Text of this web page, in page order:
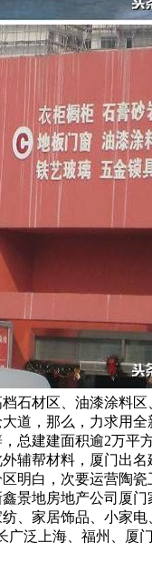
石材区、油漆涂料
道，那么，力求用
总建建面积逾2万
辅帮材料，厦门出
明白，次要运营陶
景地房地产公司厦
、家居饰品、小家
广泛上海、福州、厦